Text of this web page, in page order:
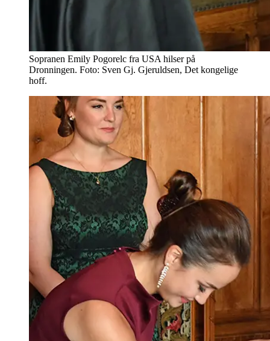
Sopranen Emily Pogorelc fra USA hilser på
Dronningen. Foto: Sven Gj. Gjeruldsen, Det kongelige
hoff.